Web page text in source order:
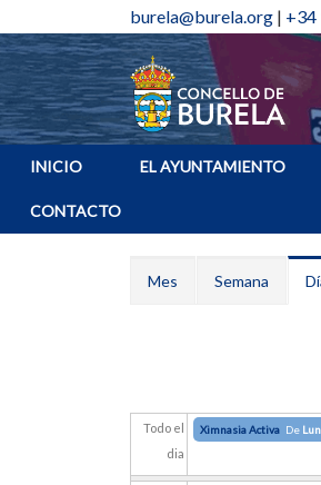
burela@burela.org | +34
INICIO EL AYUNTAMIENTO
CONTACTO
Solapas
Mes Semana
Todo el
dia
Ximnasia Activa De